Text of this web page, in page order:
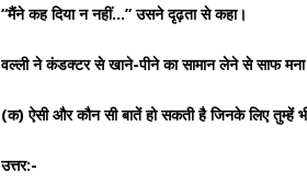
“मैंने कह दिया न नहीं…” उसने दृढ़ता से कहा।
वल्ली ने कंडक्टर से खाने-पीने का सामान लेने से साफ मना
(क) ऐसी और कौन सी बातें हो सकती है जिनके लिए तुम्हें
उत्तर:-